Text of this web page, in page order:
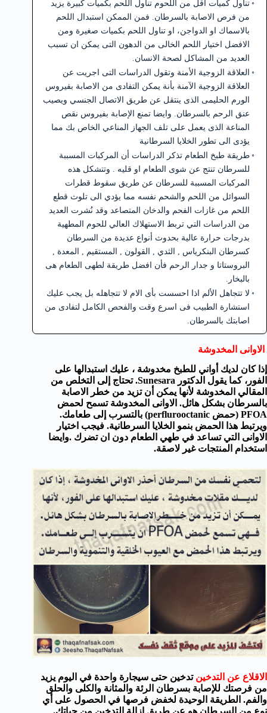
تناول كميات أقل من اللحوم تناول اللحم بكميات كبيرة يزيد
من فرص الاصابة بالسرطان. فمن الممكن استبدال اللحم
بالاسماك او الدواجن، او تناول اللحم بكميات صغيرة ومن
الافضل اختيار اللحم الخالى من الدهون التى يمكن ان تسبب
العديد من المشاكل لصحة الانسان.
العلاقة الزوجية الأمنة وتقول الدراسات التى اجريت عن
العلاقة الزوجية الآمنة بأنة يمكن التفادى من الاصابة بفيروس
الورم الحليمى الذى ينتقل عن طريق الاتصال الجنسي ويصيب
عنق الرحم بالسرطان. وايضا تمنع الإصابة بفيروس نقص
المناعة الذى يعمل على تلف الجهاز المناعي الخاص بك مما
يؤدى الى تطور الخلايا السرطانية
طريقة طبخ الطعام تذكر الدراسات أن المركبات المسببة
للسرطان تنتج عن شوى الطعام او قليه . وتتشكل هذه
المركبات المسببة للسرطان عن طريق سقوط قطرات
السوائل من اللحم والشحم نفسه مما يؤدي الى تلوث قطع
اللحم من غازات الفحم والدخان المتصاعد وقد نُشرت العديد
من الدراسات التي تربط الاستهلاك العالي للحوم المطهية
بدرجات حرارة عالية بحدوث أنواع عديدة من السرطان
كسرطان البنكرياس , الثدي , القولون , المستقيم , المعدة ,
البروستاتا و جدار الرحم فأن افضل طريقة لطهى الطعام هى
بالبخار.
لا تتجاهل الألم اذا احسست بأى الام لا تتجاهله بل يجب عليك
استشارة الطبيب فى اسرع وقت والفحص الكامل لتفادى من
اصابتك بالسرطان.
الاوانى المخدوشة
إذا كان لديك أواني للطبخ مخدوشة ، عليك استبدالها على
الفور ، كما يقول الدكتور Sunesara
.تحتاج إلى التخلص من
المقالي المخدوشة لأنها يمكن أن تزيد من خطر
الاصابة
بالسرطان بشكل هائل. الاوانى المخدوشة تسمح لحمض
PFOA
(حمض perflurooctanic) بالتسرب إلى طعامك.
ويرتبط هذا الحمض بنمو الخلايا السرطانية. فيجب اختيار
الاوانى التي تساعد في طهي الطعام دون ان تضرك .وايضا
استخدام المنتجاتغير لاصقة.
الاقلاع عن التدخينتدخين حتى سيجارة و احدة في اليوم يزيد
من فرصتك للإصابة بسرطان الرئة والمثانة والكلى و الحلق
والفم. الطريقة الوحيدة لخفض فرصها في الحصول على أي
نوع من السرطان هو عن طريق إزالة التدخين من حياتك.